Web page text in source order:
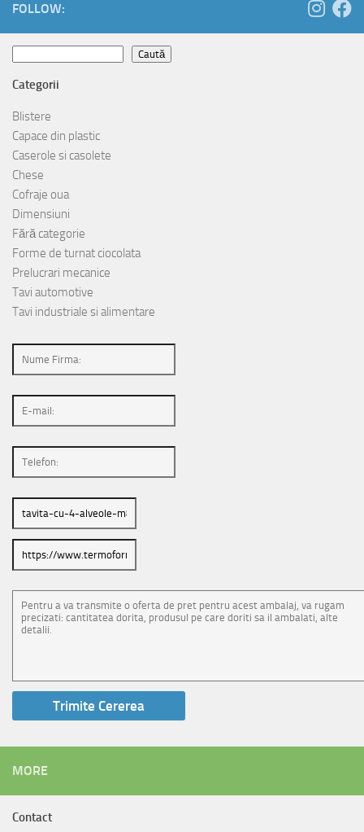
FOLLOW:
Caută
Categorii
Blistere
Capace din plastic
Caserole si casolete
Chese
Cofraje oua
Dimensiuni
Fără categorie
Forme de turnat ciocolata
Prelucrari mecanice
Tavi automotive
Tavi industriale si alimentare
MORE
Contact